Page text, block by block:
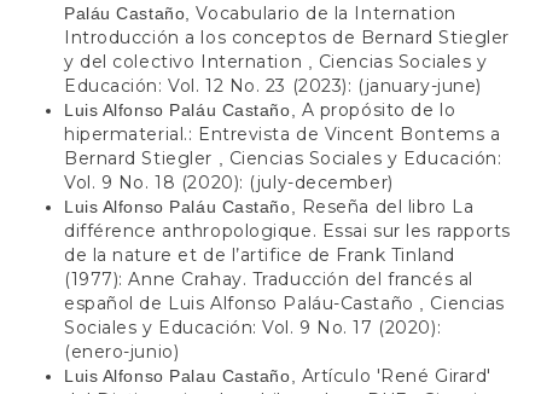
Paláu Castaño,Vocabulario de la Internation
Introducción a los conceptos de Bernard Stiegler
y del colectivo Internation
Ciencias Sociales y
Educación: Vol. 12 No. 23 (2023): (january-june)
Luis Alfonso Paláu Castaño, A propósito de lo
hipermaterial.: Entrevista de Vincent Bontems a
Bernard Stiegler
Ciencias Sociales y Educación:
Vol. 9 No. 18 (2020): (july-december)
Luis Alfonso Paláu Castaño,
Reseña del libro La
différence anthropologique. Essai sur les rapports
de la nature et de l’artifice de Frank Tinland
(1977): Anne Crahay. Traducción del francés al
español de Luis Alfonso Paláu-Castaño
Ciencias
Sociales y Educación: Vol. 9 No. 17 (2020):
(enero-junio)
Luis Alfonso Palau Castaño, Artículo 'René Girard'